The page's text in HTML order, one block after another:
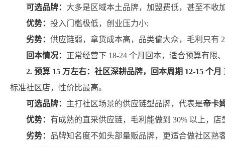
可选品牌： 大多是区域本土品牌，加盟费低，甚至不收
优势： 投入门槛极低，创业压力小;
劣势： 供应链弱，拿货成本高，品类偏大众，毛利只有
回本情况： 正常经营下 18-24 个月回本，适合预算有限
2. 预算 15 万左右：社区深耕品牌，回本周期 12-15 个月
标准社区店，性价比最高。
可选品牌： 主打社区场景的供应链型品牌，代表是帝卡
优势： 有成熟的直采供应链，毛利能做到 30% 以上，
劣势： 品牌知名度不如头部量贩品牌，更适合做社区熟